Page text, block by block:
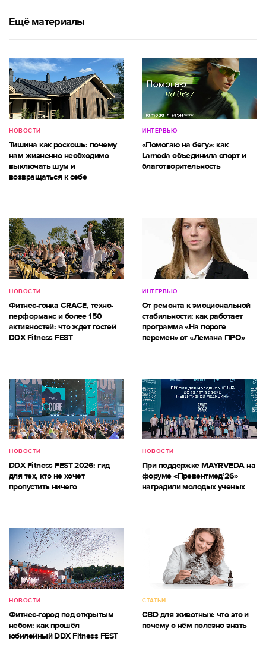
Ещё материалы
НОВОСТИ
Тишина как роскошь: почему
нам жизненно необходимо
выключать шум и
возвращаться к себе
ИНТЕРВЬЮ
«Помогаю на бегу»: как
Lamoda объединила спорт и
благотворительность
НОВОСТИ
Фитнес-гонка CRACE, техно-
перформанс и более 150
активностей: что ждет гостей
DDX Fitness FEST
ИНТЕРВЬЮ
От ремонта к эмоциональной
стабильности: как работает
программа «На пороге
перемен» от «Лемана ПРО»
НОВОСТИ
DDX Fitness FEST 2026: гид
для тех, кто не хочет
пропустить ничего
НОВОСТИ
При поддержке MAYRVEDA на
форуме «Превентмед’26»
наградили молодых ученых
НОВОСТИ
Фитнес-город под открытым
небом: как прошёл
юбилейный DDX Fitness FEST
СТАТЬИ
CBD для животных: что это и
почему о нём полезно знать